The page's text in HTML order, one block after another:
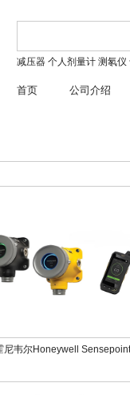
减压器 个人剂量计 测氡仪
首页 公司介绍